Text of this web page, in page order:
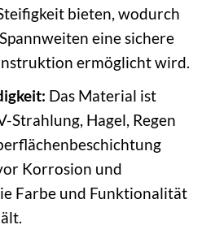
bieten, wodurch
eine sichere
ermöglicht wird.
Das Material ist
Strahlung, Hagel, Regen
Korrosion und
Farbe und Funktionalität